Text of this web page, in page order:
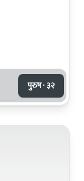
पुरुष · ३२